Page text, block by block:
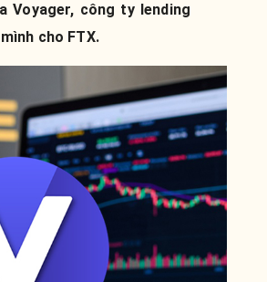
Voyager, công ty lending
cho FTX.